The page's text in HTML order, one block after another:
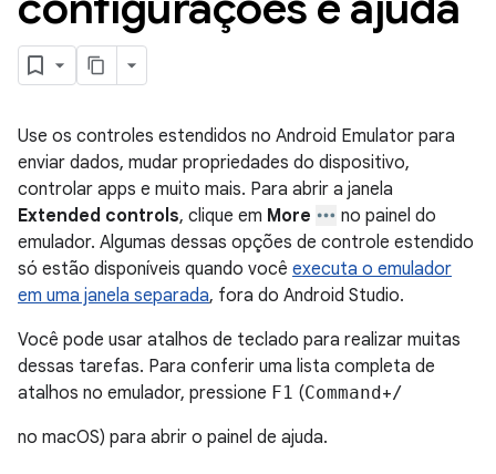
Use os controles estendidos no Android Emulator para
enviar dados, mudar propriedades do dispositivo,
controlar apps e muito mais. Para abrir a janela
Extended controls, clique em More
no painel do
emulador. Algumas dessas opções de controle estendido
só estão disponíveis quando você executa o emulador
em uma janela separada, fora do Android Studio.
Você pode usar atalhos de teclado para realizar muitas
dessas tarefas. Para conferir uma lista completa de
atalhos no emulador, pressione F1 (Command+/
no macOS) para abrir o painel de ajuda.